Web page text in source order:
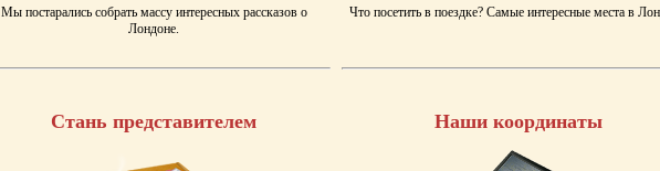
Мы постарались собрать массу интересных рассказов о
Лондоне.
Что посетить в поездке? Самые интересные места в
Стань представителем Наши координаты